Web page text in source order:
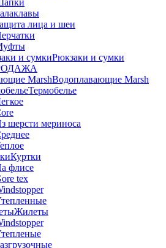
лица и шеи
Рюкзаки и сумки
Водоплавающие Marsh
Термобелье
шерсти мериноса
Куртки
флисе
tex
Жилеты